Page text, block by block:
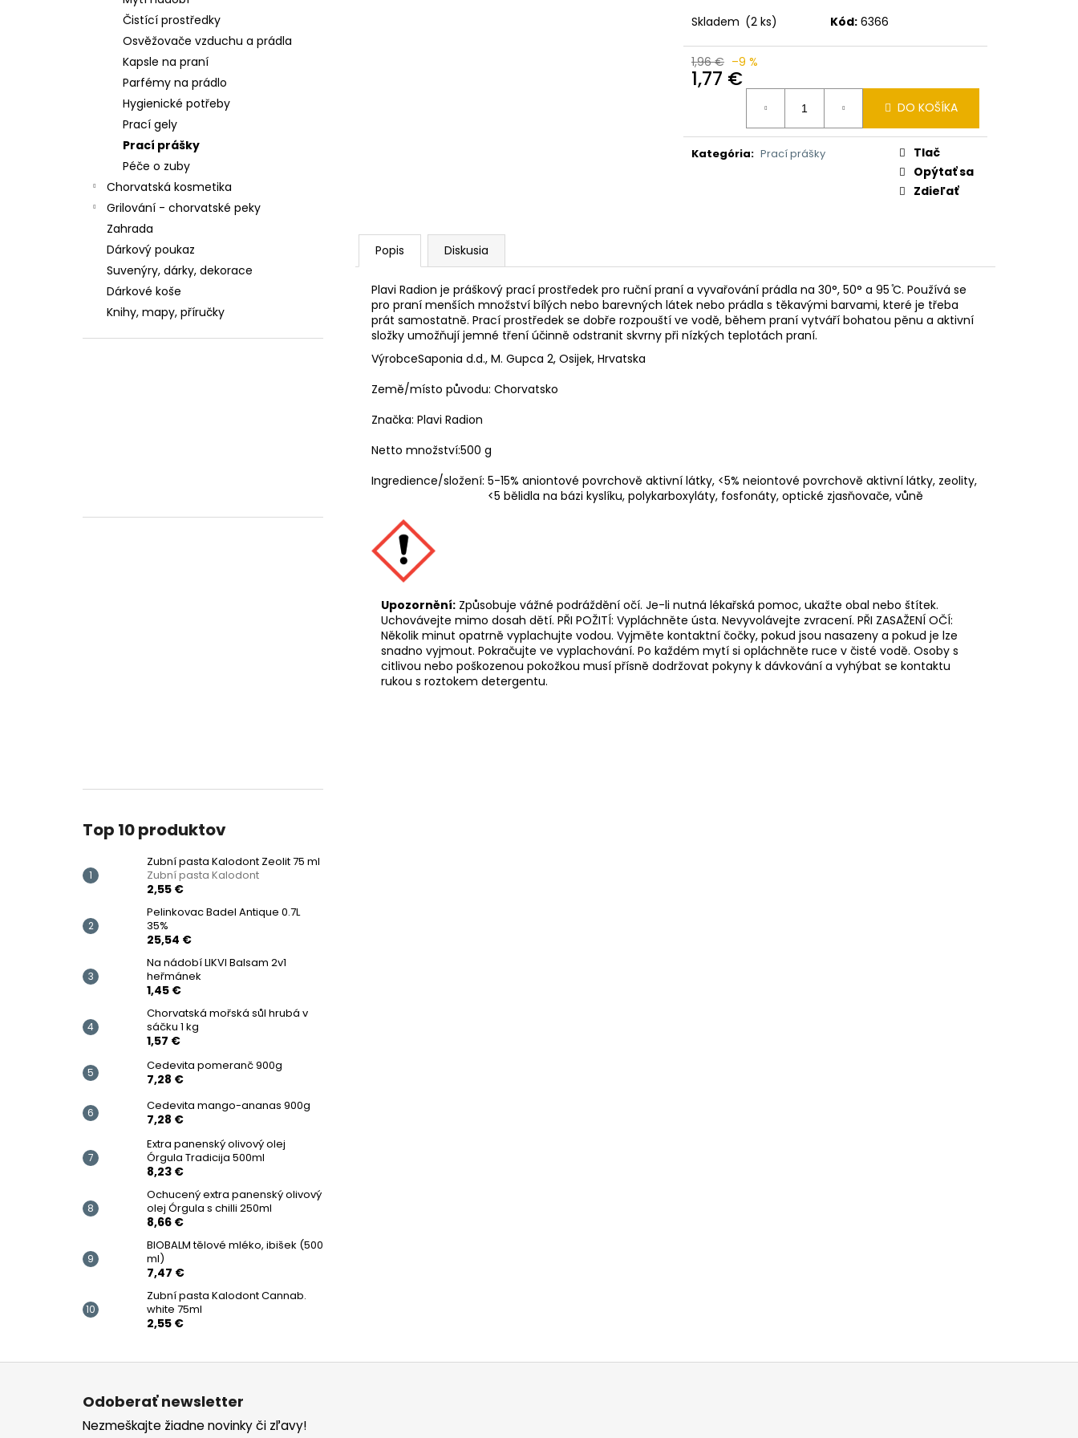
Čistící prostředky
Osvěžovače vzduchu a prádla
Kapsle na praní
Parfémy na prádlo
Hygienické potřeby
Prací gely
Prací prášky
Péče o zuby
Chorvatská kosmetika
Grilování - chorvatské peky
Zahrada
Dárkový poukaz
Suvenýry, dárky, dekorace
Dárkové koše
Knihy, mapy, příručky
Top 10 produktov
Zubní pasta Kalodont Zeolit ​​75 ml
Zubní pasta Kalodont
2,55 €
Pelinkovac Badel Antique 0.7L
35%
25,54 €
Na nádobí LIKVI Balsam 2v1
heřmánek
1,45 €
Chorvatská mořská sůl hrubá v
sáčku 1 kg
1,57 €
Cedevita pomeranč 900g
7,28 €
Cedevita mango-ananas 900g
7,28 €
Extra panenský olivový olej
Órgula Tradicija 500ml
8,23 €
Ochucený extra panenský olivový
olej Órgula s chilli 250ml
8,66 €
BIOBALM tělové mléko, ibišek (500
ml)
7,47 €
Zubní pasta Kalodont Cannab.
white 75ml
2,55 €
Skladem (2 ks) Kód: 6366
1,96 € –9 %
1,77 €
Jednotková
DO KOŠÍKA
Kategória: Prací prášky
Tlač
Opýtať sa
Zdieľať
Popis Diskusia
Plavi Radion je práškový prací prostředek pro ruční praní a vyvařování prádla na 30°, 50° a 95 ̊C. Používá se
pro praní menších množství bílých nebo barevných látek nebo prádla s těkavými barvami, které je třeba
prát samostatně. Prací prostředek se dobře rozpouští ve vodě, během praní vytváří bohatou pěnu a aktivní
složky umožňují jemné tření účinně odstranit skvrny při nízkých teplotách praní.
VýrobceSaponia d.d., M. Gupca 2, Osijek, Hrvatska
Země/místo původu: Chorvatsko
Značka: Plavi Radion
Netto množství:500 g
Ingredience/složení: 5-15% aniontové povrchově aktivní látky, <5% neiontové povrchově aktivní látky, zeolity,
<5 bělidla na bázi kyslíku, polykarboxyláty, fosfonáty, optické zjasňovače, vůně
Upozornění: Způsobuje vážné podráždění očí. Je-li nutná lékařská pomoc, ukažte obal nebo štítek.
Uchovávejte mimo dosah dětí. PŘI POŽITÍ: Vypláchněte ústa. Nevyvolávejte zvracení. PŘI ZASAŽENÍ OČÍ:
Několik minut opatrně vyplachujte vodou. Vyjměte kontaktní čočky, pokud jsou nasazeny a pokud je lze
snadno vyjmout. Pokračujte ve vyplachování. Po každém mytí si opláchněte ruce v čisté vodě. Osoby s
citlivou nebo poškozenou pokožkou musí přísně dodržovat pokyny k dávkování a vyhýbat se kontaktu
rukou s roztokem detergentu.
ZUBNÍ PASTA KALODONT ZEOLIT ​​75 ML
ZUBNÍ PASTA KALODONT
2,55 €
NA NÁDOBÍ LIKVI BALSAM 2V1 HEŘMÁNEK
Z
Odoberať newsletter
Nezmeškajte žiadne novinky či zľavy!